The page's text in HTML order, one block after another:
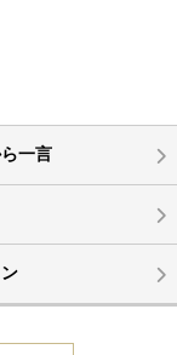
一言